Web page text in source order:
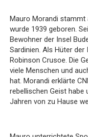
Mauro Morandi stammt
wurde 1939 geboren.
Bewohner der Insel
Sardinien. Als Hüter
Robinson Crusoe. Die
viele Menschen und
hat. Morandi erklärte
rebellischen Geist habe
Jahren von zu Hause